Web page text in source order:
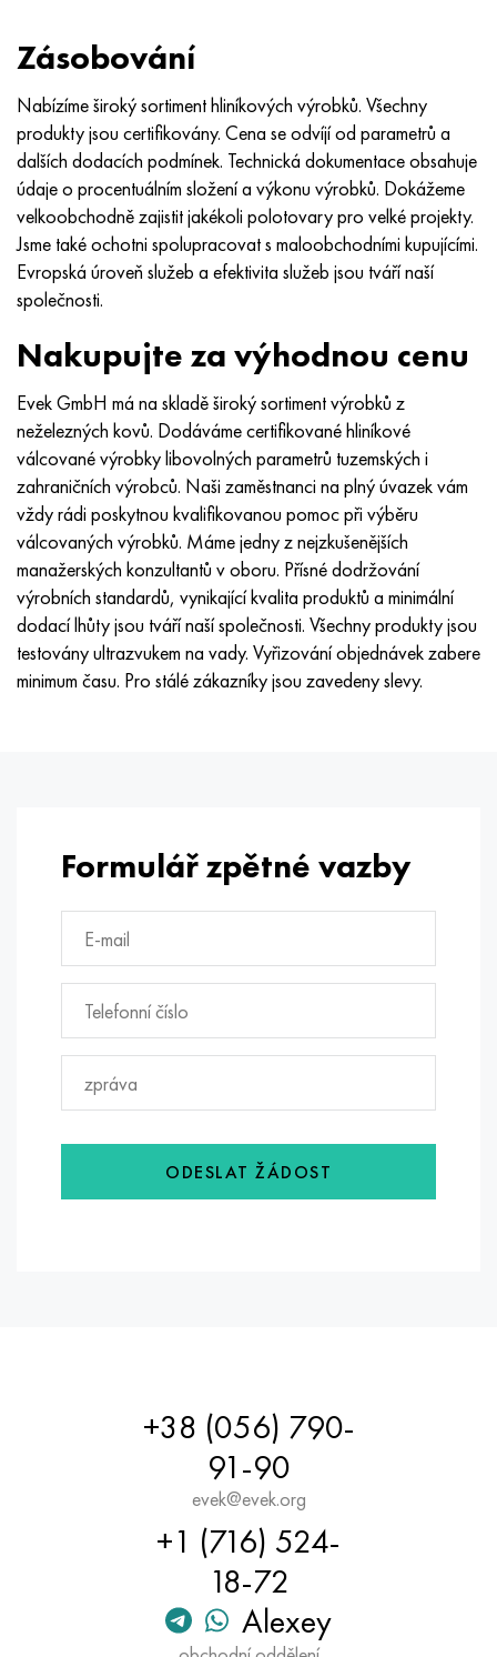
Zásobování
Nabízíme široký sortiment hliníkových výrobků. Všechny
produkty jsou certifikovány. Cena se odvíjí od parametrů a
dalších dodacích podmínek. Technická dokumentace obsahuje
údaje o procentuálním složení a výkonu výrobků. Dokážeme
velkoobchodně zajistit jakékoli polotovary pro velké projekty.
Jsme také ochotni spolupracovat s maloobchodními kupujícími.
Evropská úroveň služeb a efektivita služeb jsou tváří naší
společnosti.
Nakupujte za výhodnou cenu
Evek GmbH má na skladě široký sortiment výrobků z
neželezných kovů. Dodáváme certifikované hliníkové
válcované výrobky libovolných parametrů tuzemských i
zahraničních výrobců. Naši zaměstnanci na plný úvazek vám
vždy rádi poskytnou kvalifikovanou pomoc při výběru
válcovaných výrobků. Máme jedny z nejzkušenějších
manažerských konzultantů v oboru. Přísné dodržování
výrobních standardů, vynikající kvalita produktů a minimální
dodací lhůty jsou tváří naší společnosti. Všechny produkty jsou
testovány ultrazvukem na vady. Vyřizování objednávek zabere
minimum času. Pro stálé zákazníky jsou zavedeny slevy.
Formulář zpětné vazby
ODESLAT ŽÁDOST
+38 (056) 790-
91-90
evek@evek.org
+1 (716) 524-
18-72
Alexey